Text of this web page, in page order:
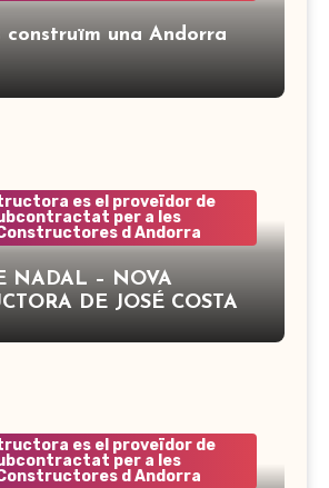
una Andorra
es el proveïdor de
per a les
d Andorra
NADAL – NOVA
DE JOSÉ COSTA
es el proveïdor de
per a les
d Andorra